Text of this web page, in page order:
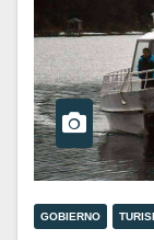
GOBIERNO